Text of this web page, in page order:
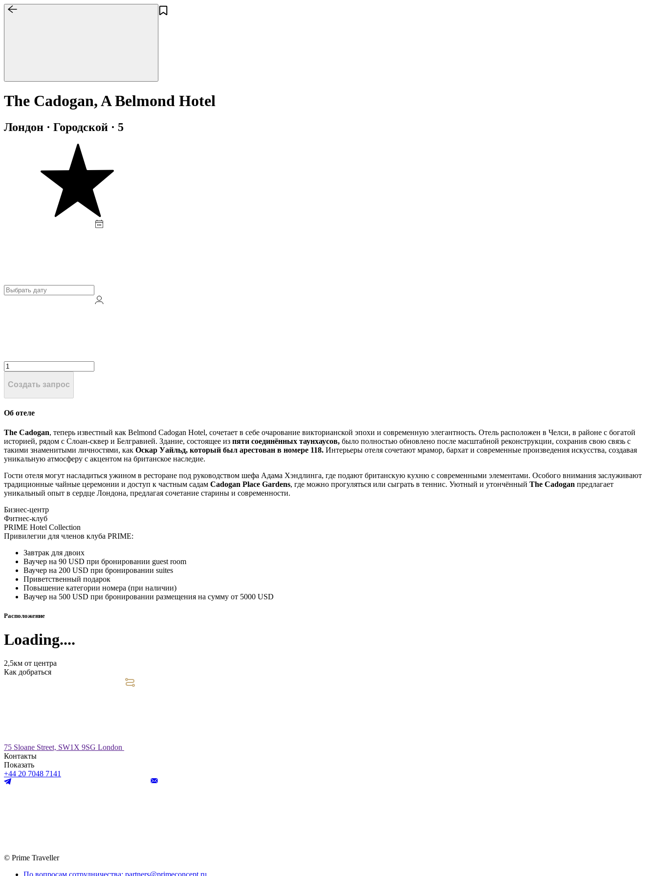
The Cadogan, A Belmond Hotel
Лондон · Городской · 5
Создать запрос
Об отеле
The Cadogan, теперь известный как Belmond Cadogan Hotel, сочетает в себе очарование викторианской эпохи и современную элегантность. Отель расположен в Челси, в районе с богатой
историей, рядом с Слоан-сквер и Белгравией. Здание, состоящее из пяти соединённых таунхаусов, было полностью обновлено после масштабной реконструкции, сохранив свою связь с
такими знаменитыми личностями, как Оскар Уайльд, который был арестован в номере 118. Интерьеры отеля сочетают мрамор, бархат и современные произведения искусства, создавая
уникальную атмосферу с акцентом на британское наследие.
Гости отеля могут насладиться ужином в ресторане под руководством шефа Адама Хэндлинга, где подают британскую кухню с современными элементами. Особого внимания заслуживают
традиционные чайные церемонии и доступ к частным садам Cadogan Place Gardens, где можно прогуляться или сыграть в теннис. Уютный и утончённый The Cadogan предлагает
уникальный опыт в сердце Лондона, предлагая сочетание старины и современности.
Бизнес-центр
Фитнес-клуб
PRIME Hotel Collection
Привилегии для членов клуба PRIME:
Завтрак для двоих
Ваучер на 90 USD при бронировании guest room
Ваучер на 200 USD при бронировании suites
Приветственный подарок
Повышение категории номера (при наличии)
Ваучер на 500 USD при бронировании размещения на сумму от 5000 USD
Расположение
Loading....
2,5км от центра
Как добраться
75 Sloane Street, SW1X 9SG London
Контакты
Показать
+44 20 7048 7141
© Prime Traveller